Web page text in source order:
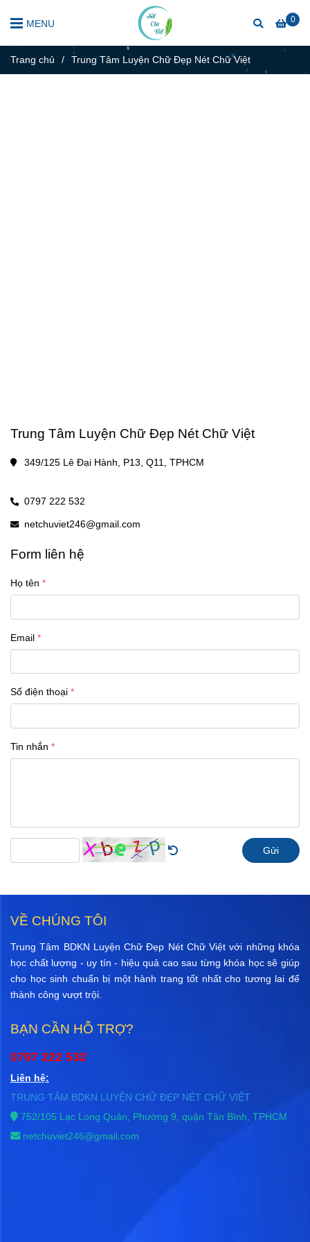
0
MENU
Trang chủ / Trung Tâm Luyện Chữ Đẹp Nét Chữ Việt
Trung Tâm Luyện Chữ Đẹp Nét Chữ Việt
349/125 Lê Đại Hành, P13, Q11, TPHCM
0797 222 532
netchuviet246@gmail.com
Form liên hệ
Họ tên
Email
Số điện thoại
Tin nhắn
Gửi
VỀ CHÚNG TÔI
Trung Tâm BDKN Luyện Chữ Đẹp Nét Chữ Việt với những khóa
học chất lượng - uy tín - hiệu quả cao sau từng khóa học sẽ giúp
cho học sinh chuẩn bị một hành trang tốt nhất cho tương lai để
thành công vượt trội.
BẠN CẦN HỖ TRỢ?
0797 222 532
Liên hệ:
TRUNG TÂM BDKN LUYỆN CHỮ ĐẸP NÉT CHỮ VIỆT
752/105 Lạc Long Quân, Phường 9, quận Tân Bình, TPHCM
netchuviet246@gmail.com